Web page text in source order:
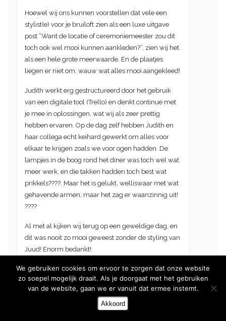
Hoewel wij ons kunnen voorstellen dat vele een
stylist(e) voor je bruiloft zien als een luxe uitgave
post “Want de locatie of ceremoniemeester zou dit
toch ook wel mooi kunnen aankleden?”, zien wij het
als een hele grote meerwaarde. En de plaatjes
liegen er niet om, wauw wat alles mooi aangekleed!
Judith werkt erg gestructureerd door het gebruik
van een digitale tool (Trello) en denkt continue met
je mee in oplossingen, wat wij als zeer prettig
hebben ervaren. Op de dag zelf hebben Judith en
haar collega echt keihard gewerkt om alles voor
elkaar te krijgen zoals we voor ogen hadden. De
lampjes in de boog rond het diner was toch wel wat
meer werk, en die takken hadden toch best wat
prikkels????. Maar het is gelukt, welliswaar met wat
gehavende armen, maar het zag er waanzinnig uit!
????
Al met al kijken wij terug op een geweldige dag, en
dit was nooit zo mooi geweest zonder de styling van
Juud! Enorm bedankt!
Liefs,
Jamie & Stefan
We gebruiken cookies om ervoor te zorgen dat onze website
zo soepel mogelijk draait. Als je doorgaat met het gebruiken
van de website, gaan we er vanuit dat ermee instemt.
Akkoord